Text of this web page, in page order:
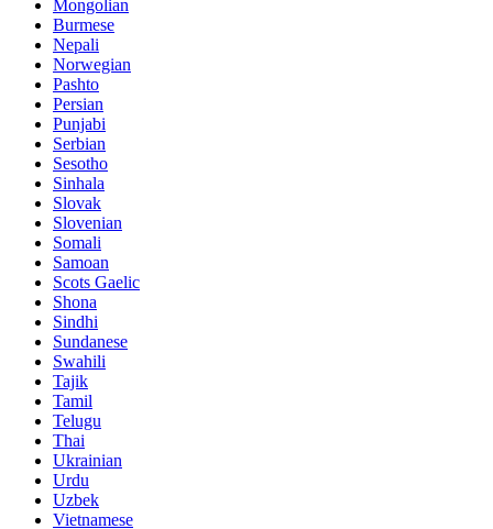
Mongolian
Burmese
Nepali
Norwegian
Pashto
Persian
Punjabi
Serbian
Sesotho
Sinhala
Slovak
Slovenian
Somali
Samoan
Scots Gaelic
Shona
Sindhi
Sundanese
Swahili
Tajik
Tamil
Telugu
Thai
Ukrainian
Urdu
Uzbek
Vietnamese